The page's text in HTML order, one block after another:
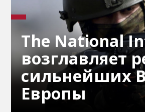
The National
возглавляет
сильнейших
Европы